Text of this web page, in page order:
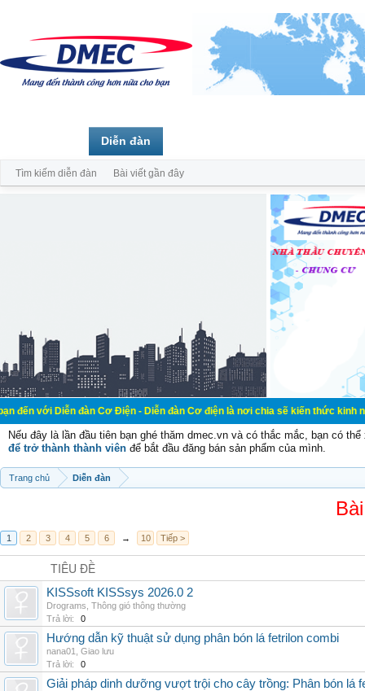
đàn Cơ Điện - Diễn đàn Cơ điện là nơi chia sẽ kiến thức kinh nghiệm
Nếu đây là lần đầu tiên bạn ghé thăm dmec.vn và có thắc mắc, bạn có
để trở thành thành viên để bắt đầu đăng bán sản phẩm của mình.
Trang chủ Diễn đàn
1 2 3 4 5 6 → 10 Tiếp >
TIÊU ĐỀ
KISSsoft KISSsys 2026.0 2
Drograms Thông gió thông thường
Trả lời:
0
Hướng dẫn kỹ thuật sử dụng phân bón lá fetrilon combi
nana01
Giao lưu
Trả lời:
0
Giải pháp dinh dưỡng vượt trội cho cây trồng: Phân bón lá
Diễn đàn
Tìm kiếm diễn đàn Bài viết gần đây